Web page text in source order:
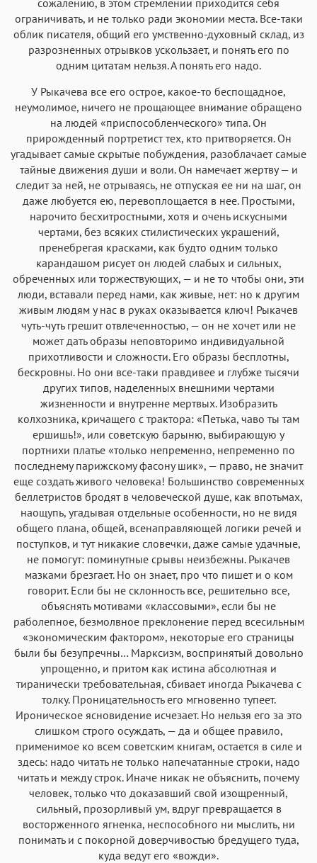
ограничивать, и не только ради экономии места. Все-таки
облик писателя, общий его умственно-духовный склад, из
разрозненных отрывков ускользает, и понять его по
одним цитатам нельзя. А понять его надо.
У Рыкачева все его острое, какое-то беспощадное,
неумолимое, ничего не прощающее внимание обращено
на людей «приспособленческого» типа. Он
прирожденный портретист тех, кто притворяется. Он
угадывает самые скрытые побуждения, разоблачает самые
тайные движения души и воли. Он намечает жертву — и
следит за ней, не отрываясь, не отпуская ее ни на шаг, он
даже любуется ею, перевоплощается в нее. Простыми,
нарочито бесхитростными, хотя и очень искусными
чертами, без всяких стилистических украшений,
пренебрегая красками, как будто одним только
карандашом рисует он людей слабых и сильных,
обреченных или торжествующих, — и не то чтобы они, эти
люди, вставали перед нами, как живые, нет: но к другим
живым людям у нас в руках оказывается ключ! Рыкачев
чуть-чуть грешит отвлеченностью, — он не хочет или не
может дать образы неповторимо индивидуальной
прихотливости и сложности. Его образы бесплотны,
бескровны. Но они все-таки правдивее и глубже тысячи
других типов, наделенных внешними чертами
жизненности и внутренне мертвых. Изобразить
колхозника, кричащего с трактора: «Петька, чаво ты там
ершишь!», или советскую барыню, выбирающую у
портнихи платье «только непременно, непременно по
последнему парижскому фасону шик», — право, не значит
еще создать живого человека! Большинство современных
беллетристов бродят в человеческой душе, как впотьмах,
наощупь, угадывая отдельные особенности, но не видя
общего плана, общей, всенаправляющей логики речей и
поступков, и тут никакие словечки, даже самые удачные,
не помогут: поминутные срывы неизбежны. Рыкачев
мазками брезгает. Но он знает, про что пишет и о ком
говорит. Если бы не склонность все, решительно все,
объяснять мотивами «классовыми», если бы не
раболепное, безмолвное преклонение перед всесильным
«экономическим фактором», некоторые его страницы
были бы безупречны… Марксизм, воспринятый довольно
упрощенно, и притом как истина абсолютная и
тиранически требовательная, сбивает иногда Рыкачева с
толку. Проницательность его мгновенно тупеет.
Ироническое ясновидение исчезает. Но нельзя его за это
слишком строго осуждать, — да и общее правило,
применимое ко всем советским книгам, остается в силе и
здесь: надо читать не только напечатанные строки, надо
читать и между строк. Иначе никак не объяснить, почему
человек, только что доказавший свой изощренный,
сильный, прозорливый ум, вдруг превращается в
восторженного ягненка, неспособного ни мыслить, ни
понимать и с покорной доверчивостью бредущего туда,
куда ведут его «вожди».